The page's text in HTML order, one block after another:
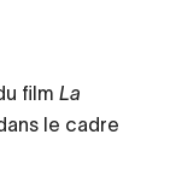
film La
le cadre